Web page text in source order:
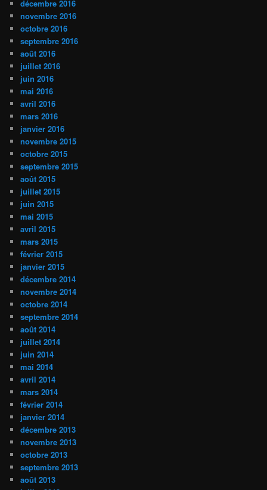
décembre 2016
novembre 2016
octobre 2016
septembre 2016
août 2016
juillet 2016
juin 2016
mai 2016
avril 2016
mars 2016
janvier 2016
novembre 2015
octobre 2015
septembre 2015
août 2015
juillet 2015
juin 2015
mai 2015
avril 2015
mars 2015
février 2015
janvier 2015
décembre 2014
novembre 2014
octobre 2014
septembre 2014
août 2014
juillet 2014
juin 2014
mai 2014
avril 2014
mars 2014
février 2014
janvier 2014
décembre 2013
novembre 2013
octobre 2013
septembre 2013
août 2013